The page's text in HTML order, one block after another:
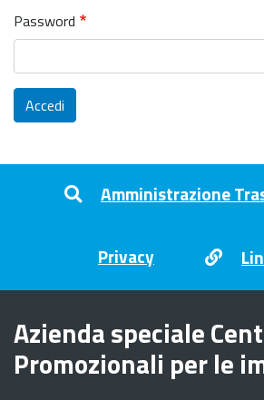
Password
Accedi
Amministrazione
Privacy
Azienda speciale
Promozionali per le